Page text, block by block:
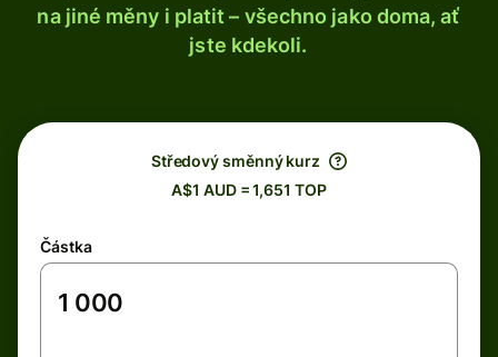
na jiné měny i platit – všechno jako doma, ať
jste kdekoli.
Středový směnný kurz
A$1 AUD = 1,651 TOP
Částka